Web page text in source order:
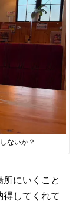
ないか？
にいくこと
してくれて